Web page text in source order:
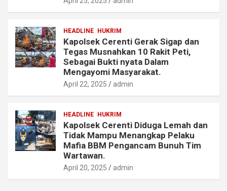
HEADLINE HUKRIM
Kapolsek Cerenti Gerak Sigap dan
Tegas Musnahkan 10 Rakit Peti,
Sebagai Bukti nyata Dalam
Mengayomi Masyarakat.
April 22, 2025 admin
HEADLINE HUKRIM
Kapolsek Cerenti Diduga Lemah dan
Tidak Mampu Menangkap Pelaku
Mafia BBM Pengancam Bunuh Tim
Wartawan.
April 20, 2025 admin